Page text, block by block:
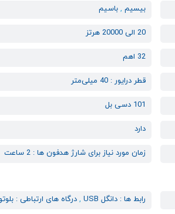
بیسیم , باسیم
20 الی 20000 هرتز
32 اهم
قطر درایور : 40 میلی‌متر
101 دسی بل
دارد
زمان مورد نیاز برای شارژ هدفون ها : 2 ساعت
رابط ها : دانگل USB , درگاه های ارتباطی :